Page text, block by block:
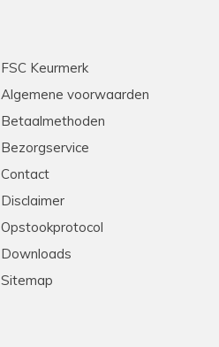
FSC Keurmerk
Algemene voorwaarden
Betaalmethoden
Bezorgservice
Contact
Disclaimer
Opstookprotocol
Downloads
Sitemap